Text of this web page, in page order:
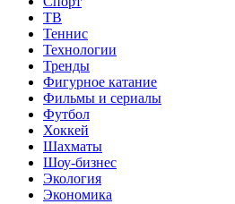
ТВ
Теннис
Технологии
Тренды
Фигурное катание
Фильмы и сериалы
Футбол
Хоккей
Шахматы
Шоу-бизнес
Экология
Экономика